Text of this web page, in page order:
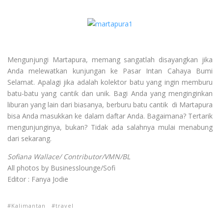
Mengunjungi Martapura, memang sangatlah disayangkan jika
Anda melewatkan kunjungan ke Pasar Intan Cahaya Bumi
Selamat. Apalagi jika adalah kolektor batu yang ingin memburu
batu-batu yang cantik dan unik. Bagi Anda yang menginginkan
liburan yang lain dari biasanya, berburu batu cantik di Martapura
bisa Anda masukkan ke dalam daftar Anda. Bagaimana? Tertarik
mengunjunginya, bukan? Tidak ada salahnya mulai menabung
dari sekarang.
Sofiana Wallace/ Contributor/VMN/BL
All photos by Businesslounge/Sofi
Editor : Fanya Jodie
Kalimantan travel